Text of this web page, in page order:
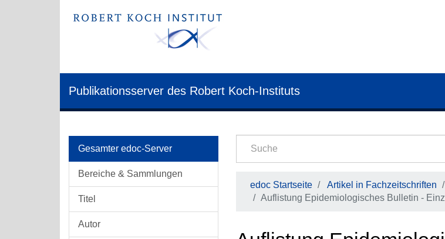
Publikationsserver des Robert Koch-Instituts
Gesamter edoc-Server
Bereiche & Sammlungen
Titel
Autor
edoc Startseite Artikel in Fachzeitschriften
Auflistung Epidemiologisches Bulletin -